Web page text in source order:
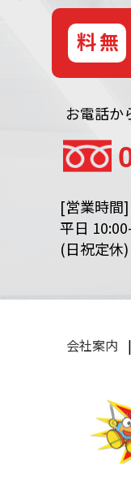
無料
お電話か
[営業時間]
平日
(日祝定休)
会社案内 |